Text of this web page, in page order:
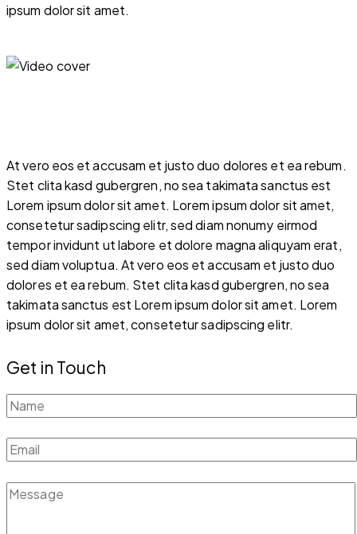
ipsum dolor sit amet.
At vero eos et accusam et justo duo dolores et ea rebum.
Stet clita kasd gubergren, no sea takimata sanctus est
Lorem ipsum dolor sit amet. Lorem ipsum dolor sit amet,
consetetur sadipscing elitr, sed diam nonumy eirmod
tempor invidunt ut labore et dolore magna aliquyam erat,
sed diam voluptua. At vero eos et accusam et justo duo
dolores et ea rebum. Stet clita kasd gubergren, no sea
takimata sanctus est Lorem ipsum dolor sit amet. Lorem
ipsum dolor sit amet, consetetur sadipscing elitr.
Get in Touch